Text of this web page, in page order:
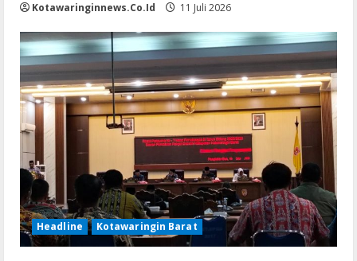
Kotawaringinnews.co.id 11 Juli 2026
Headline Kotawaringin Barat